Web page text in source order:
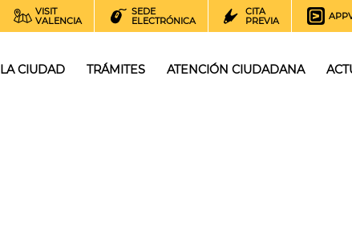
VISIT
VALENCIA
SEDE
ELECTRÓNICA
CITA
PREVIA
LA CIUDAD TRÁMITES ATENCIÓN CIUDADANA